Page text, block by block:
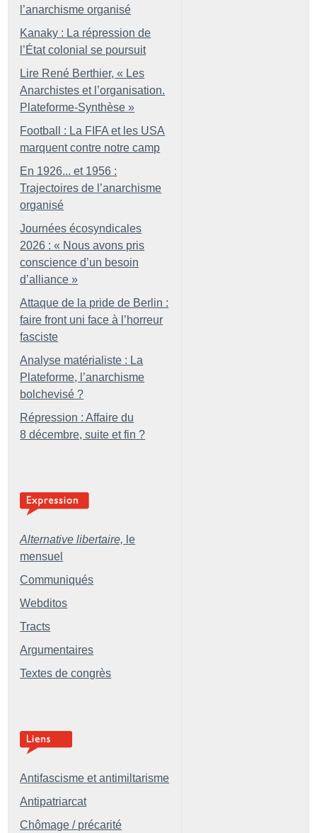
l’anarchisme organisé
Kanaky : La répression de
l’État colonial se poursuit
Lire René Berthier, « Les
Anarchistes et l’organisation.
Plateforme-Synthèse »
Football : La FIFA et les USA
marquent contre notre camp
En 1926... et 1956 :
Trajectoires de l’anarchisme
organisé
Journées écosyndicales
2026 : « Nous avons pris
conscience d’un besoin
d’alliance »
Attaque de la pride de Berlin :
faire front uni face à l’horreur
fasciste
Analyse matérialiste : La
Plateforme, l’anarchisme
bolchevisé ?
Répression : Affaire du
8 décembre, suite et fin ?
Alternative libertaire, le
mensuel
Communiqués
Webditos
Tracts
Argumentaires
Textes de congrès
Antifascisme et antimiltarisme
Antipatriarcat
Chômage / précarité